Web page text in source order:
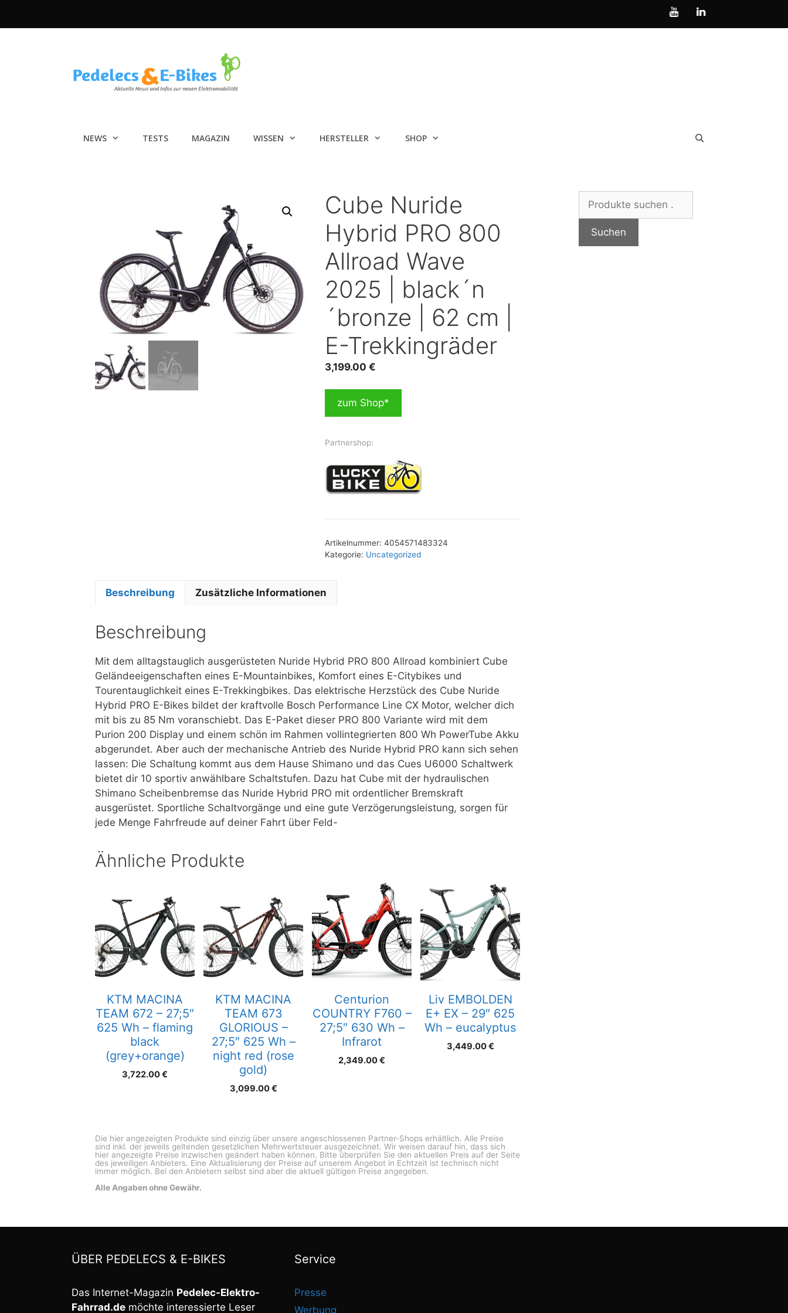
NEWS TESTS MAGAZIN WISSEN HERSTELLER SHOP
Cube Nuride
Hybrid PRO 800
Allroad Wave
2025 | black´n
´bronze | 62 cm |
E-Trekkingräder
3,199.00 €
zum Shop*
Partnershop:
Artikelnummer: 4054571483324
Kategorie: Uncategorized
Beschreibung Zusätzliche Informationen
Beschreibung
Mit dem alltagstauglich ausgerüsteten Nuride Hybrid PRO 800 Allroad kombiniert Cube
Geländeeigenschaften eines E-Mountainbikes, Komfort eines E-Citybikes und
Tourentauglichkeit eines E-Trekkingbikes. Das elektrische Herzstück des Cube Nuride
Hybrid PRO E-Bikes bildet der kraftvolle Bosch Performance Line CX Motor, welcher dich
mit bis zu 85 Nm voranschiebt. Das E-Paket dieser PRO 800 Variante wird mit dem
Purion 200 Display und einem schön im Rahmen vollintegrierten 800 Wh PowerTube Akku
abgerundet. Aber auch der mechanische Antrieb des Nuride Hybrid PRO kann sich sehen
lassen: Die Schaltung kommt aus dem Hause Shimano und das Cues U6000 Schaltwerk
bietet dir 10 sportiv anwählbare Schaltstufen. Dazu hat Cube mit der hydraulischen
Shimano Scheibenbremse das Nuride Hybrid PRO mit ordentlicher Bremskraft
ausgerüstet. Sportliche Schaltvorgänge und eine gute Verzögerungsleistung, sorgen für
jede Menge Fahrfreude auf deiner Fahrt über Feld-
Ähnliche Produkte
KTM MACINA
TEAM 672 – 27;5″
625 Wh – flaming
black
(grey+orange)
3,722.00€
KTM MACINA
TEAM 673
GLORIOUS –
27;5″ 625 Wh –
night red (rose
gold)
3,099.00€
Centurion
COUNTRY F760 –
27;5″ 630 Wh –
Infrarot
2,349.00€
Liv EMBOLDEN
E+ EX – 29″ 625
Wh – eucalyptus
3,449.00€
Die hier angezeigten Produkte sind einzig über unsere angeschlossenen Partner-Shops erhältlich. Alle Preise
sind inkl. der jeweils geltenden gesetzlichen Mehrwertsteuer ausgezeichnet. Wir weisen darauf hin, dass sich
hier angezeigte Preise inzwischen geändert haben können. Bitte überprüfen Sie den aktuellen Preis auf der Seite
des jeweiligen Anbieters. Eine Aktualisierung der Preise auf unserem Angebot in Echtzeit ist technisch nicht
immer möglich. Bei den Anbietern selbst sind aber die aktuell gültigen Preise angegeben.
Alle Angaben ohne Gewähr.
nach:
Suchen
ÜBER PEDELECS & E-BIKES
Das Internet-Magazin Pedelec-Elektro-
Fahrrad.de möchte interessierte Leser
Service
Presse
Werbung